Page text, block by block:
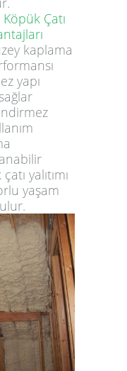
Çatı
kaplama
yapı
yalıtımı
yaşam